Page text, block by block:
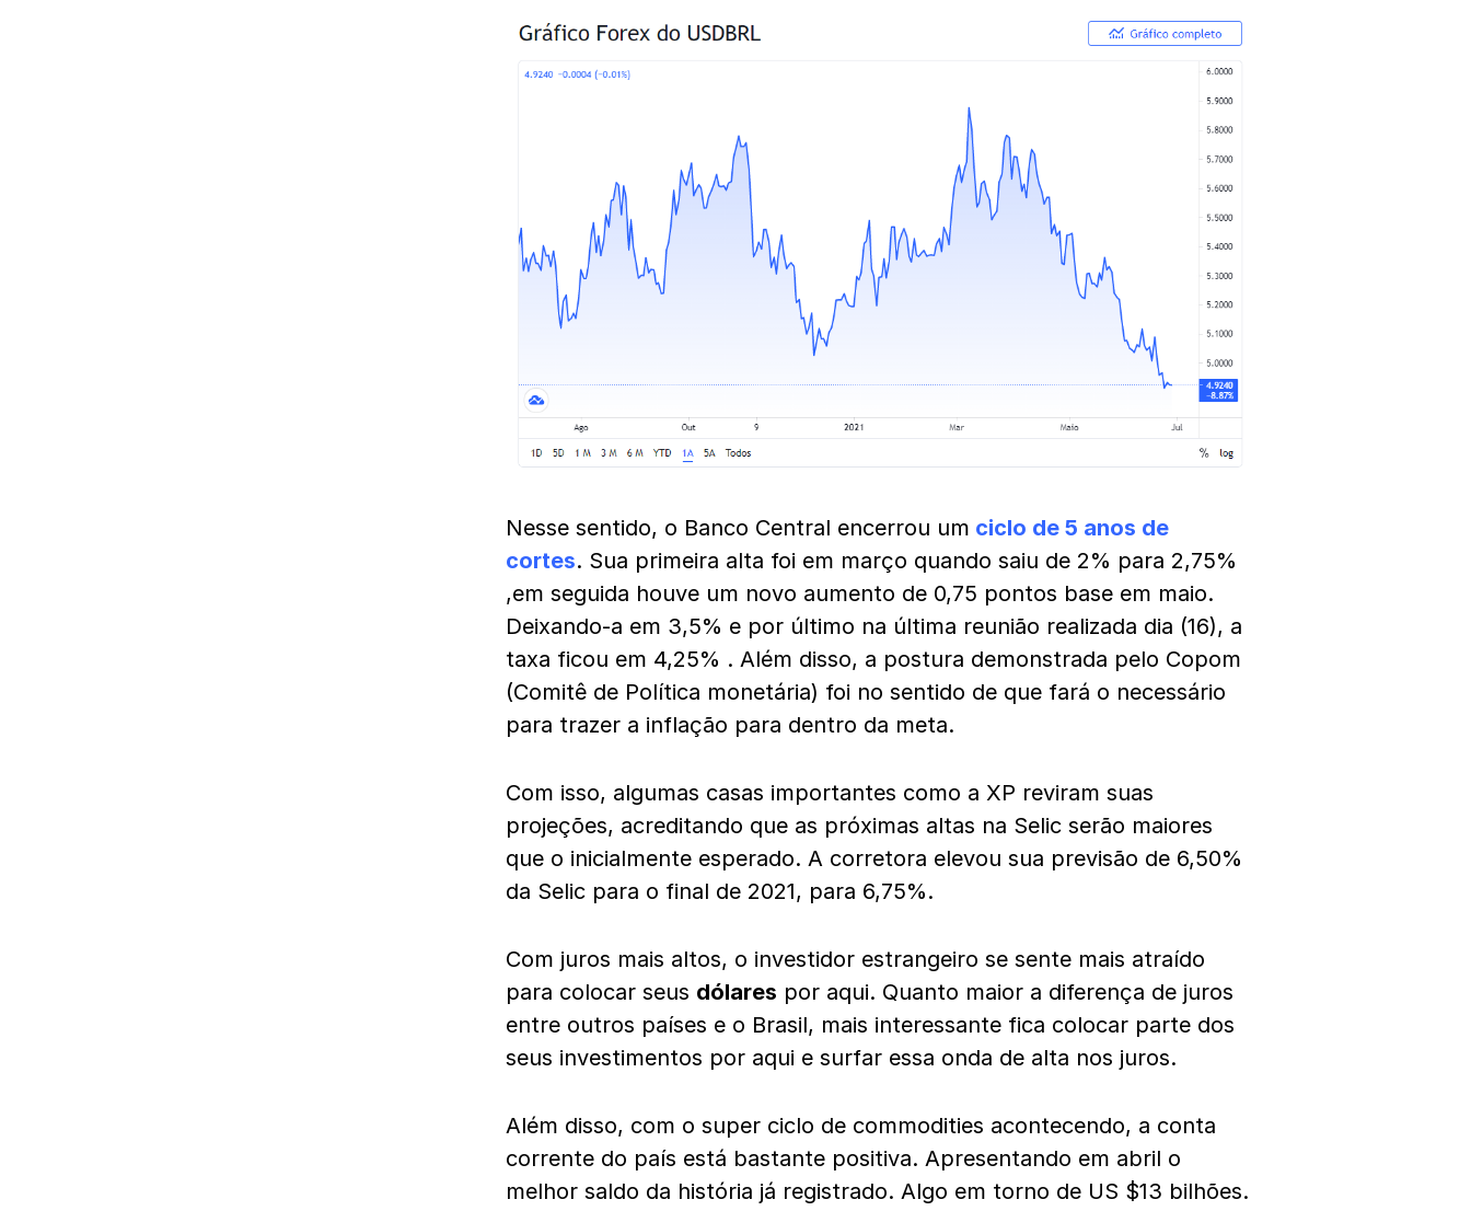
Nesse sentido, o Banco Central encerrou um ciclo de 5 anos de
cortes. Sua primeira alta foi em março quando saiu de 2% para 2,75%
,em seguida houve um novo aumento de 0,75 pontos base em maio.
Deixando-a em 3,5% e por último na última reunião realizada dia (16), a
taxa ficou em 4,25% . Além disso, a postura demonstrada pelo Copom
(Comitê de Política monetária) foi no sentido de que fará o necessário
para trazer a inflação para dentro da meta.
Com isso, algumas casas importantes como a XP reviram suas
projeções, acreditando que as próximas altas na Selic serão maiores
que o inicialmente esperado. A corretora elevou sua previsão de 6,50%
da Selic para o final de 2021, para 6,75%.
Com juros mais altos, o investidor estrangeiro se sente mais atraído
para colocar seus dólares por aqui. Quanto maior a diferença de juros
entre outros países e o Brasil, mais interessante fica colocar parte dos
seus investimentos por aqui e surfar essa onda de alta nos juros.
Além disso, com o super ciclo de commodities acontecendo, a conta
corrente do país está bastante positiva. Apresentando em abril o
melhor saldo da história já registrado. Algo em torno de US $13 bilhões.